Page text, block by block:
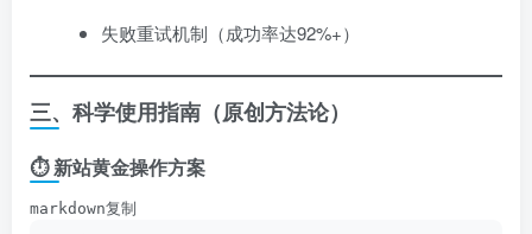
失败重试机制（成功率达92%+）
三、科学使用指南（原创方法论）
⏱ ​新站黄金操作方案
markdown复制